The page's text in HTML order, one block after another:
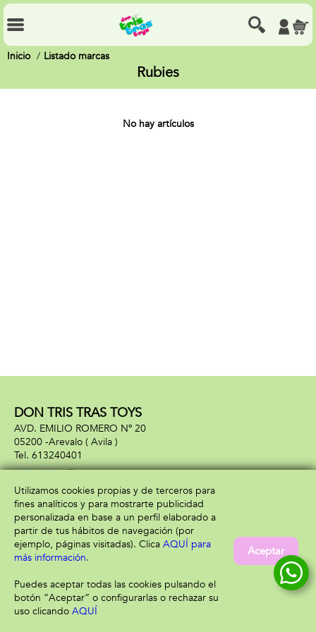
Inicio Listado marcas
Rubies
No hay artículos
Filtrar
DON TRIS TRAS TOYS
AVD. EMILIO ROMERO Nº 20
05200 -Arevalo ( Avila )
613240401
Información
Aviso legal
Política de privacidad
Política de cookies
Atención al cliente
Envío y devolución
Utilizamos cookies propias y de terceros para
fines analíticos y para mostrarte publicidad
personalizada en base a un perfil elaborado a
partir de tus hábitos de navegación (por
ejemplo, páginas visitadas). Clica AQUÍ para
más información.
Puedes aceptar todas las cookies pulsando el
botón “Aceptar” o configurarlas o rechazar su
uso clicando AQUÍ
Aceptar